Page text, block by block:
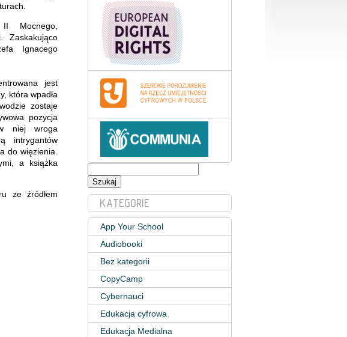
Mocnego,
Zaskakująco
Ignacego
jest
która wpadła
zostaje
pozycja
niej wroga
intrygantów
do więzienia.
a książka
ze źródłem
KATEGORIE
App Your School
Audiobooki
Bez kategorii
CopyCamp
Cybernauci
Edukacja cyfrowa
Edukacja Medialna